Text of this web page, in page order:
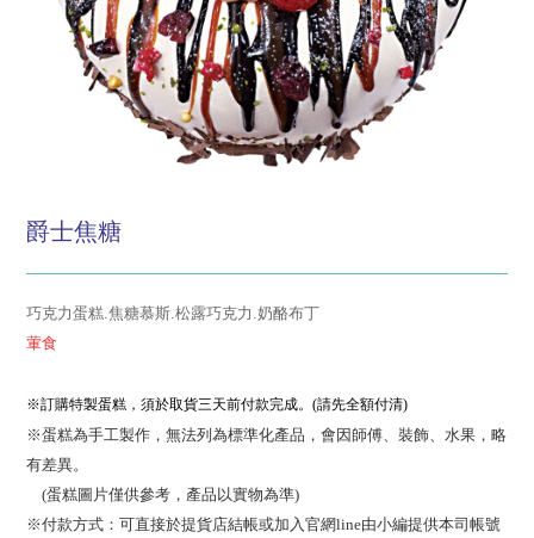
爵士焦糖
巧克力蛋糕.焦糖慕斯.松露巧克力.奶酪布丁
葷食
※訂購特製蛋糕，須於取貨三天前付款完成。(請先全額付清)
※蛋糕為手工製作，無法列為標準化產品，會因師傅、裝飾、水果，略
有差異。
(蛋糕圖片僅供參考，產品以實物為準)
※付款方式：可直接於提貨店結帳或加入官網line由小編提供本司帳號